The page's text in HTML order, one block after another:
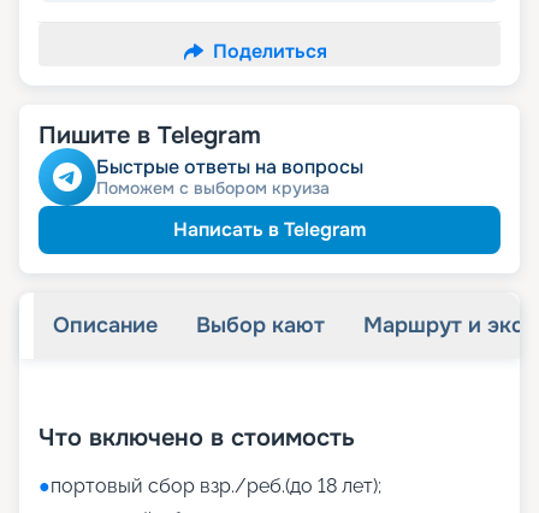
Поделиться
Пишите в Telegram
Быстрые ответы на вопросы
Поможем с выбором круиза
Написать в Telegram
Описание Выбор кают Маршрут и
Что включено в стоимость
●портовый сбор взр./реб.(до 18 лет);